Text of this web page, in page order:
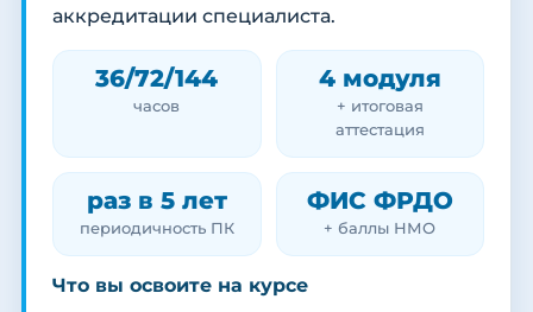
аккредитации специалиста.
36/72/144
часов
4 модуля
+ итоговая
аттестация
раз в 5 лет
периодичность ПК
ФИС ФРДО
+ баллы НМО
Что вы освоите на курсе